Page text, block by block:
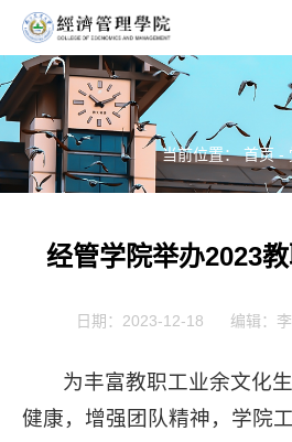
当前位置：首页-
经管学院举办2023
日期：2023-12-18 编辑：
为丰富教职工业余文化
健康，增强团队精神，学院